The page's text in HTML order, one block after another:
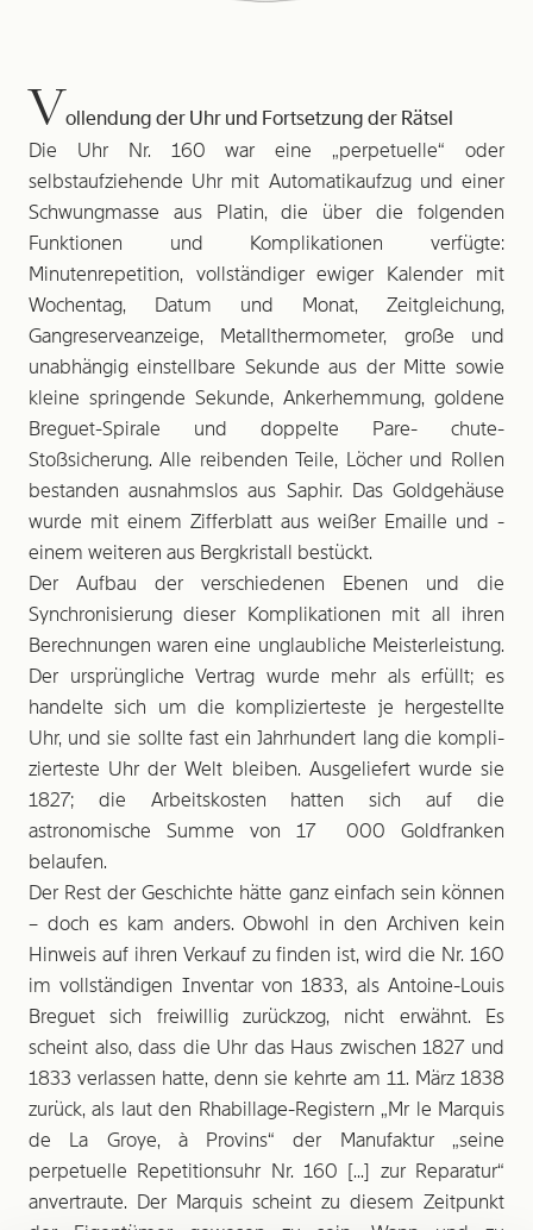
Vollendung der Uhr und Fortsetzung der Rätsel
Die Uhr Nr. 160 war eine „perpetuelle“ oder
selbstaufziehende Uhr mit Automatikaufzug und einer
Schwungmasse aus Platin, die über die folgenden
Funktionen und Komplikationen verfügte:
Minutenrepetition, vollständiger ewiger Kalender mit
Wochentag, Datum und Monat, Zeitgleichung,
Gangreserveanzeige, Metallthermometer, große und
unabhängig einstellbare Sekunde aus der Mitte sowie
kleine springende Sekunde, Ankerhemmung, goldene
Breguet-Spirale und doppelte Pare- chute-
Stoßsicherung. Alle reibenden Teile, Löcher und Rollen
bestanden ausnahmslos aus Saphir. Das Goldgehäuse
wurde mit einem Zifferblatt aus weißer Emaille und ­
einem weiteren aus Bergkristall bestückt.
Der Aufbau der verschiedenen Ebenen und die
Synchronisierung dieser Komplikationen mit all ihren
Berechnungen waren eine unglaubliche Meisterleistung.
Der ursprüngliche Vertrag wurde mehr als erfüllt; es
handelte sich um die komplizierteste je hergestellte
Uhr, und sie sollte fast ein Jahrhundert lang die kom­­pli­
zierteste Uhr der Welt bleiben. Ausgeliefert wurde sie
1827; die Arbeitskosten hatten sich auf die
astronomische Summe von 17 000 Goldfranken
belaufen.
Der Rest der Geschichte hätte ganz einfach sein können
– doch es kam anders. Obwohl in den Archiven kein
Hinweis auf ihren Verkauf zu finden ist, wird die Nr. 160
im vollständigen Inventar von 1833, als Antoine-Louis
Breguet sich freiwillig zurückzog, nicht erwähnt. Es
scheint also, dass die Uhr das Haus zwischen 1827 und
1833 verlassen hatte, denn sie kehrte am 11. März 1838
zurück, als laut den Rhabillage-Registern „Mr le Marquis
de La Groye, à Provins“ der Manufaktur „seine
perpetuelle Repetitionsuhr Nr. 160 [...] zur Reparatur“
anvertraute. Der Marquis scheint zu diesem Zeitpunkt